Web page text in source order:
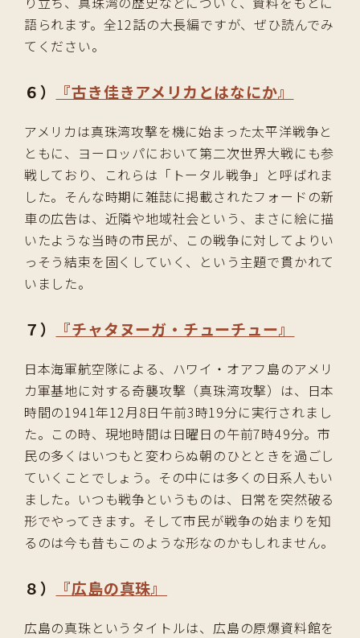
語られます。全12話の大長編ですが、ぜひ読んでみ
てください。
６） 『古き佳きアメリカとはなにか』
アメリカは真珠湾攻撃を機に始まった太平洋戦争と
ともに、ヨーロッパにおいて第二次世界大戦にも参
戦しており、これらは「トータル戦争」と呼ばれま
した。そんな時期に雑誌に掲載されたフォードの新
車の広告は、近隣や地域社会という、まさに絵に描
いたような当時の市民が、この戦争に対してよりい
っそう結束を固くしていく、という主題で貫かれて
いました。
７） 『チャタヌーガ・チューチュー』
日本海軍航空隊による、ハワイ・オアフ島のアメリ
カ軍基地に対する奇襲攻撃（真珠湾攻撃）は、日本
時間の1941年12月8日午前3時19分に実行されまし
た。この時、現地時間は日曜日の午前7時49分。市
民の多くはいつもと変わらぬ朝のひとときを過ごし
ていくことでしょう。その中には多くの日系人もい
ました。いつも戦争というものは、日常を突然破る
形でやってきます。そして市民が戦争の始まりを知
るのは今も昔もこのような形なのかもしれません。
８） 『広島の真珠』
広島の真珠というタイトルは、広島の原爆資料館を